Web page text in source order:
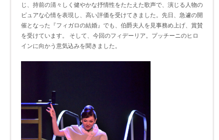
じ、持前の清々しく健やかな抒情性をたたえた歌声で、演じる人物の
ピュアな心情を表現し、高い評価を受けてきました。先日、急遽の開
催となった『フィガロの結婚』でも、伯爵夫人を見事務め上げ、賞賛
を受けています。 そして、今回のフィデーリア。プッチーニのヒロ
インに向かう意気込みを聞きました。